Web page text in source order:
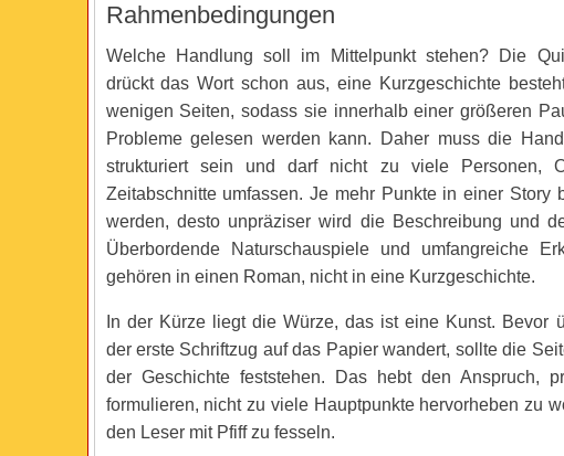
Rahmenbedingungen
Welche Handlung soll im Mittelpunkt stehen? Die
drückt das Wort schon aus, eine Kurzgeschichte
wenigen Seiten, sodass sie innerhalb einer größeren
Probleme gelesen werden kann. Daher muss die
strukturiert sein und darf nicht zu viele Personen,
Zeitabschnitte umfassen. Je mehr Punkte in einer Story
werden, desto unpräziser wird die Beschreibung und
Überbordende Naturschauspiele und umfangreiche
gehören in einen Roman, nicht in eine Kurzgeschichte.
In der Kürze liegt die Würze, das ist eine Kunst. Bevor
der erste Schriftzug auf das Papier wandert, sollte die
der Geschichte feststehen. Das hebt den Anspruch,
formulieren, nicht zu viele Hauptpunkte hervorheben zu
den Leser mit Pfiff zu fesseln.